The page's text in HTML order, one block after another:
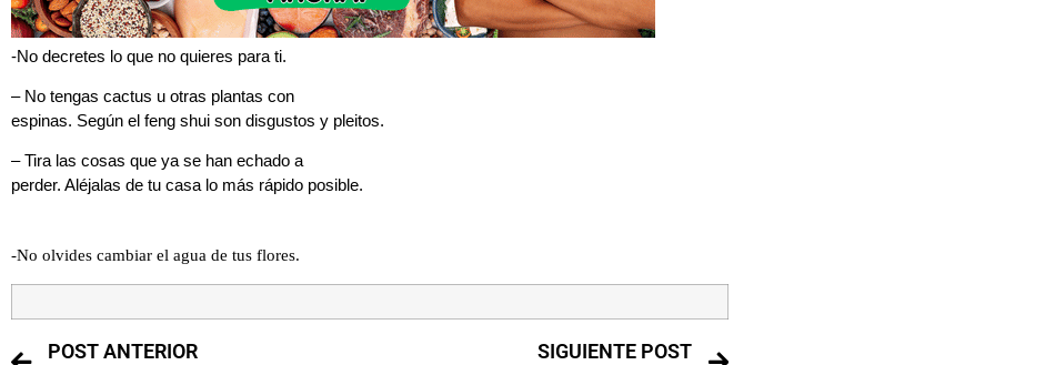
-No decretes lo que no quieres para ti.
– No tengas cactus u otras plantas con
espinas. Según el feng shui son disgustos y pleitos.
– Tira las cosas que ya se han echado a
perder. Aléjalas de tu casa lo más rápido posible.
-No olvides cambiar el agua de tus flores.
POST ANTERIOR SIGUIENTE POST